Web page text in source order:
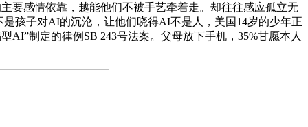
要感情依靠，越能他们不被手艺牵着走。却往往感应孤立无
孩子对AI的沉沦，让他们晓得AI不是人，美国14岁的少年正
AI”制定的律例SB 243号法案。父母放下手机，35%甘愿本人